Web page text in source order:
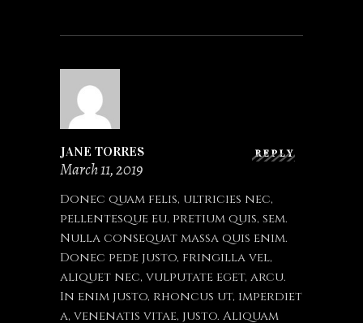
JANE TORRES
March 11, 2019
REPLY
Donec quam felis, ultricies nec,
pellentesque eu, pretium quis, sem.
Nulla consequat massa quis enim.
Donec pede justo, fringilla vel,
aliquet nec, vulputate eget, arcu.
In enim justo, rhoncus ut, imperdiet
a, venenatis vitae, justo. Aliquam